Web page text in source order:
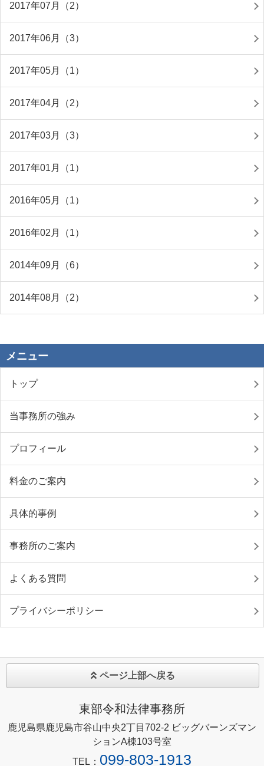
2017年07月（2）
2017年06月（3）
2017年05月（1）
2017年04月（2）
2017年03月（3）
2017年01月（1）
2016年05月（1）
2016年02月（1）
2014年09月（6）
2014年08月（2）
メニュー
トップ
当事務所の強み
プロフィール
料金のご案内
具体的事例
事務所のご案内
よくある質問
プライバシーポリシー
ページ上部へ戻る
東部令和法律事務所
鹿児島県鹿児島市谷山中央2丁目702-2 ビッグバーンズマン
ションA棟103号室
TEL： 099-803-1913